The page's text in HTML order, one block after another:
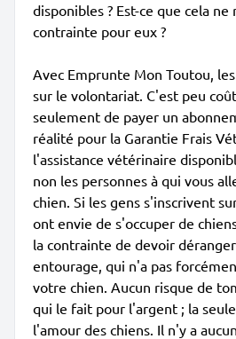
disponibles ? Est-ce que cela
contrainte pour eux ?
Avec Emprunte Mon Toutou,
sur le volontariat. C'est peu
seulement de payer un
réalité pour la Garantie Frais
l'assistance vétérinaire
non les personnes à qui vous
chien. Si les gens s'inscrivent
ont envie de s'occuper de
la contrainte de devoir
entourage, qui n'a pas
votre chien. Aucun risque de
qui le fait pour l'argent ; la
l'amour des chiens. Il n'y a